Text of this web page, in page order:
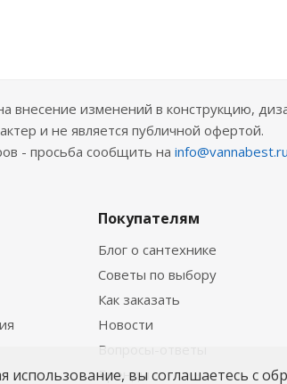
изменений в конструкцию,
и не является публичной офертой.
- просьба сообщить на info@vannabest.ru
Покупателям
Блог о сантехнике
Советы по выбору
Как заказать
Новости
Вопросы-ответы
Брендывы соглашаетесь с